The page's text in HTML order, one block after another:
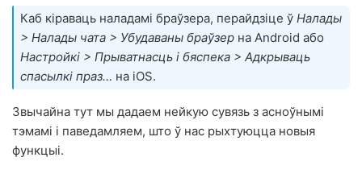
Каб кіраваць наладамі браўзера, перайдзіце ў Налады
> Налады чата > Убудаваны браўзер на Android або
Настройкі > Прыватнасць і бяспека > Адкрываць
спасылкі праз… на iOS.
Звычайна тут мы дадаем нейкую сувязь з асноўнымі
тэмамі і паведамляем, што ў нас рыхтуюцца новыя
функцыі.